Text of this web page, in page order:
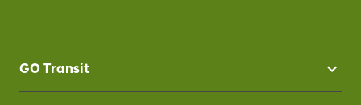
GO Transit